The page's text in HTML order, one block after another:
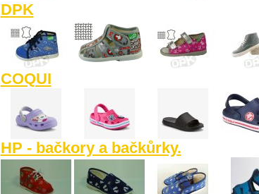
DPK
COQUI
HP - bačkory a bačkůrky.